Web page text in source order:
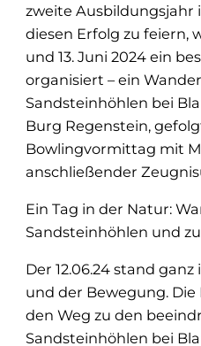
zweite Ausbildungsjahr
diesen Erfolg zu feiern,
und 13. Juni 2024 ein
organisiert – ein
Sandsteinhöhlen bei
Burg Regenstein,
Bowlingvormittag mit
anschließender
Ein Tag in der Natur:
Sandsteinhöhlen und
Der 12.06.24 stand
und der Bewegung.
den Weg zu den
Sandsteinhöhlen bei